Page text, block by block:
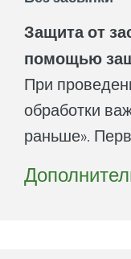
Защита от
помощью
При
обработки
раньше».
стадиях